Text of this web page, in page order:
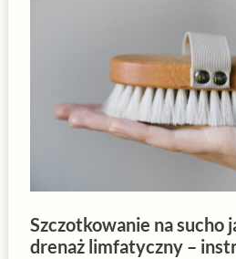
Szczotkowanie na sucho
drenaż limfatyczny –